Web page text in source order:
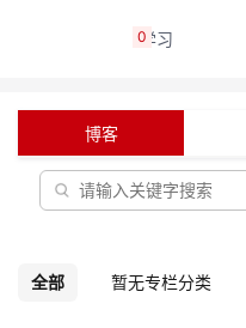
动
关
我
的
发
我
Programs
的
0
博客
全部 暂无专栏分类